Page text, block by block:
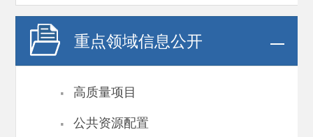
重点领域信息公开
· 高质量项目
· 公共资源配置